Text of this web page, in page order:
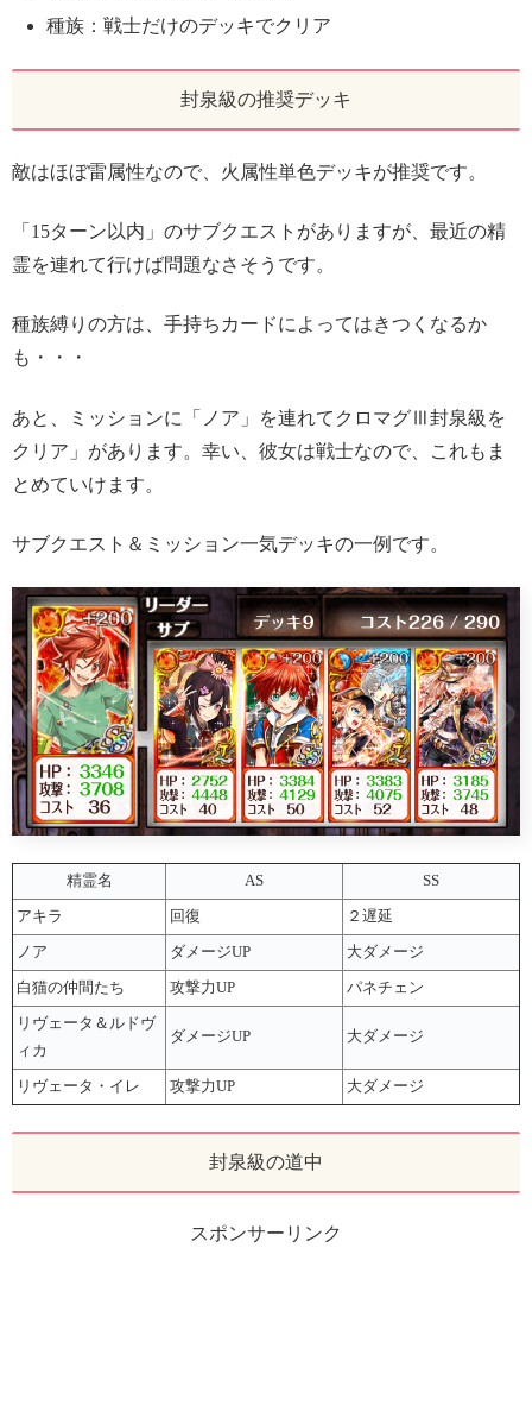
種族：戦士だけのデッキでクリア
封泉級の推奨デッキ
敵はほぼ雷属性なので、火属性単色デッキが推奨です。
「15ターン以内」のサブクエストがありますが、最近の精
霊を連れて行けば問題なさそうです。
種族縛りの方は、手持ちカードによってはきつくなるか
も・・・
あと、ミッションに「ノア」を連れてクロマグⅢ封泉級を
クリア」があります。幸い、彼女は戦士なので、これもま
とめていけます。
サブクエスト＆ミッション一気デッキの一例です。
精霊名 AS SS
アキラ 回復 ２遅延
ノア ダメージUP 大ダメージ
白猫の仲間たち 攻撃力UP パネチェン
リヴェータ＆ルドヴ
ィカ
ダメージUP 大ダメージ
リヴェータ・イレ 攻撃力UP 大ダメージ
封泉級の道中
スポンサーリンク